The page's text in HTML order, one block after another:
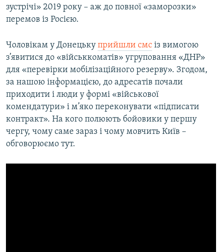
зустрічі» 2019 року – аж до повної «заморозки»
перемов із Росією.
Чоловікам у Донецьку прийшли смс із вимогою
з’явитися до «військкоматів» угруповання «ДНР»
для «перевірки мобілізаційного резерву». Згодом,
за нашою інформацією, до адресатів почали
приходити і люди у формі «військової
комендатури» і м’яко переконувати «підписати
контракт». На кого полюють бойовики у першу
чергу, чому саме зараз і чому мовчить Київ –
обговорюємо тут.